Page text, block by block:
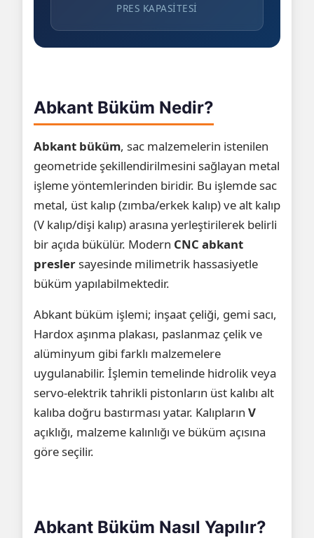
PRES KAPASITESI
Abkant Büküm Nedir?
Abkant büküm, sac malzemelerin istenilen
geometride şekillendirilmesini sağlayan metal
işleme yöntemlerinden biridir. Bu işlemde sac
metal, üst kalıp (zımba/erkek kalıp) ve alt kalıp
(V kalıp/dişi kalıp) arasına yerleştirilerek belirli
bir açıda bükülür. Modern CNC abkant
presler sayesinde milimetrik hassasiyetle
büküm yapılabilmektedir.
Abkant büküm işlemi; inşaat çeliği, gemi sacı,
Hardox aşınma plakası, paslanmaz çelik ve
alüminyum gibi farklı malzemelere
uygulanabilir. İşlemin temelinde hidrolik veya
servo-elektrik tahrikli pistonların üst kalıbı alt
kalıba doğru bastırması yatar. Kalıpların V
açıklığı, malzeme kalınlığı ve büküm açısına
göre seçilir.
Abkant Büküm Nasıl Yapılır?